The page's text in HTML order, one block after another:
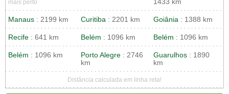
mais perto
1433 km
Manaus : 2199 km Curitiba : 2201 km Goiânia : 1388 km
Recife : 641 km Belém : 1096 km Belém : 1096 km
Belém : 1096 km Porto Alegre : 2746
km
Guarulhos : 1890
km
Distância calculada em linha reta!